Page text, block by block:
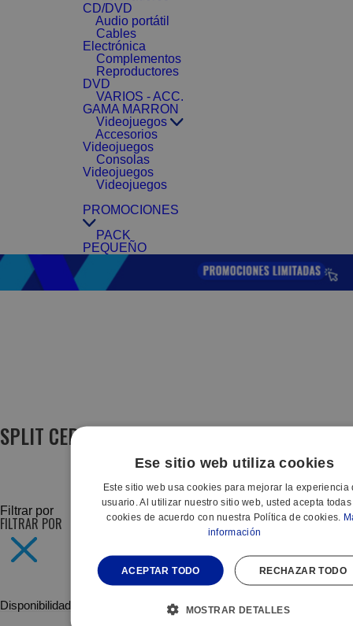
CD/DVD
Audio portátil
Cables
Electrónica
Complementos
Reproductores
DVD
VARIOS - ACC.
GAMA MARRON
Videojuegos
Accesorios
Videojuegos
Consolas
Videojuegos
Videojuegos
PROMOCIONES
PACK
PEQUEÑO
SPLIT CERAMICOS
SUBCATEGORÍAS
Filtrar por
FILTRAR POR
Disponibilidad
Ese sitio web utiliza cookies
Este sitio web usa cookies para mejorar la experiencia
usuario. Al utilizar nuestro sitio web, usted acepta
cookies de acuerdo con nuestra Política de cookies.
información
ACEPTAR TODO RECHAZAR TODO
MOSTRAR DETALLES